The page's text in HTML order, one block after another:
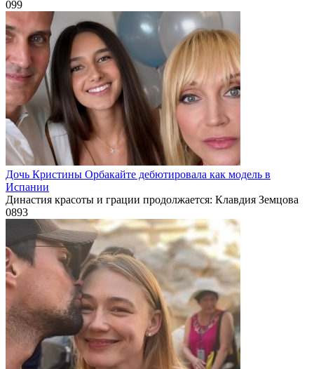
099
Дочь Кристины Орбакайте дебютировала как модель в
Испании
Династия красоты и грации продолжается: Клавдия Земцова
0893